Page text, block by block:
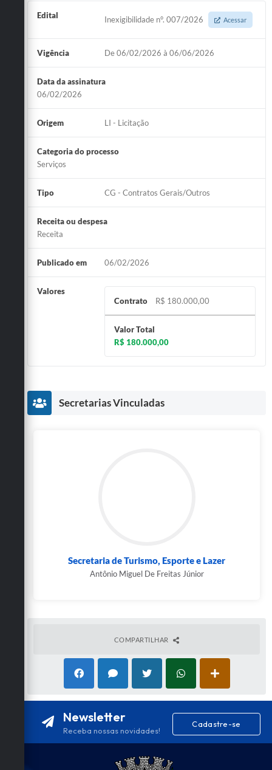
Edital Inexigibilidade n°. 007/2026 Acessar
Vigência De 06/02/2026 à 06/06/2026
Data da assinatura
06/02/2026
Origem LI - Licitação
Categoria do processo
Serviços
Tipo CG - Contratos Gerais/Outros
Receita ou despesa
Receita
Publicado em 06/02/2026
Valores
Contrato
R$ 180.000,00
Valor Total
R$ 180.000,00
Secretarias Vinculadas
Secretaria de Turismo, Esporte e Lazer
Antônio Miguel De Freitas Júnior
COMPARTILHAR
Newsletter
Receba nossas novidades!
Cadastre-se